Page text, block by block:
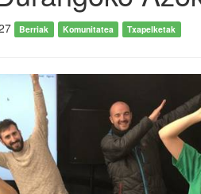
Berriak Komunitatea Txapelketak